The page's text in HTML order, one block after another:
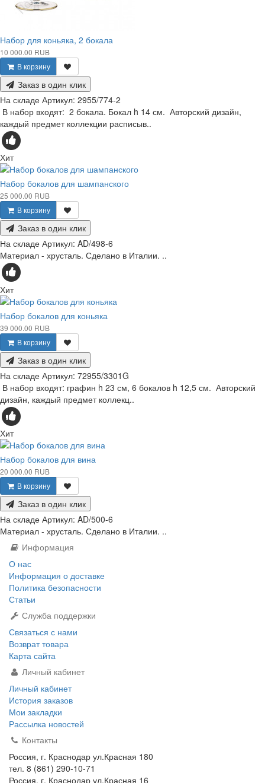
Набор для коньяка, 2 бокала
10 000.00 RUB
В корзину
Заказ в один клик
На складе Артикул: 2955/774-2
В набор входят: 2 бокала. Бокал h 14 см. Авторский дизайн,
каждый предмет коллекции расписыв..
Хит
Набор бокалов для шампанского
25 000.00 RUB
В корзину
Заказ в один клик
На складе Артикул: AD/498-6
Материал - хрусталь. Сделано в Италии. ..
Хит
Набор бокалов для коньяка
39 000.00 RUB
В корзину
Заказ в один клик
На складе Артикул: 72955/3301G
В набор входят: графин h 23 см, 6 бокалов h 12,5 см. Авторский
дизайн, каждый предмет коллекц..
Хит
Набор бокалов для вина
20 000.00 RUB
В корзину
Заказ в один клик
На складе Артикул: AD/500-6
Материал - хрусталь. Сделано в Италии. ..
Информация
О нас
Информация о доставке
Политика безопасности
Статьи
Служба поддержки
Связаться с нами
Возврат товара
Карта сайта
Личный кабинет
Личный кабинет
История заказов
Мои закладки
Рассылка новостей
Контакты
Россия, г. Краснодар ул.Красная 180
тел. 8 (861) 290-10-71
Россия, г. Краснодар ул.Красная 16